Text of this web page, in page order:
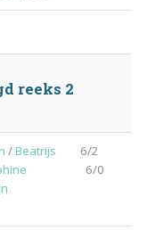
reeks 2
/ Beatrijs
6/2
6/0